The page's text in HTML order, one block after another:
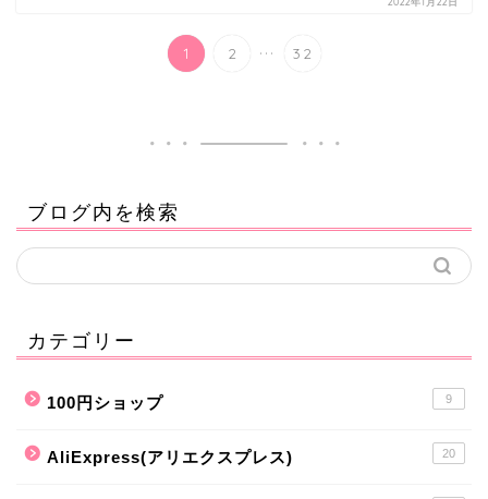
1 2 ... 32
ブログ内を検索
カテゴリー
100円ショップ 9
AliExpress(アリエクスプレス) 20